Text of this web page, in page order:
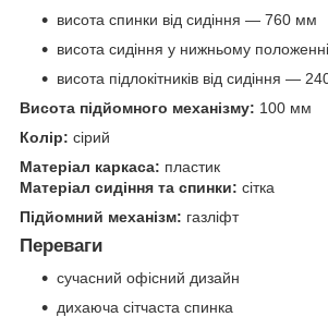
висота спинки від сидіння — 760 мм
висота сидіння у нижньому
висота підлокітників від сидіння —
Висота підйомного механізму: 100 мм
Колір: сірий
Матеріал каркаса: пластик
Матеріал сидіння та спинки: сітка
Підйомний механізм: газліфт
Переваги
сучасний офісний дизайн
дихаюча сітчаста спинка